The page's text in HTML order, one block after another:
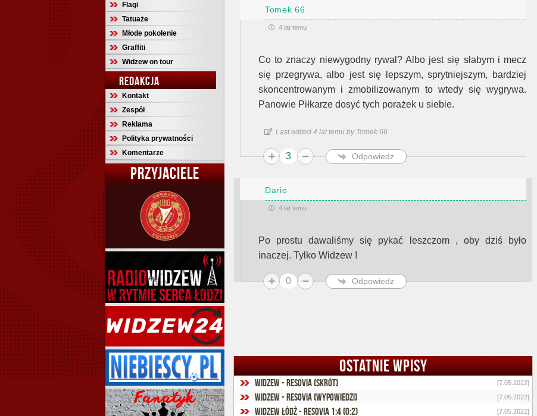
Flagi
Tatuaże
Młode pokolenie
Graffiti
Widzew on tour
REDAKCJA
Kontakt
Zespół
Reklama
Polityka prywatności
Komentarze
PRZYJACIELE
Tomek 66
4 lat temu
Co to znaczy niewygodny rywal? Albo jest się słabym i mecz
się przegrywa, albo jest się lepszym, sprytniejszym, bardziej
skoncentrowanym i zmobilizowanym to wtedy się wygrywa.
Panowie Piłkarze dosyć tych porażek u siebie.
Last edited 4 lat temu by Tomek 66
3 Odpowiedz
Dario
4 lat temu
Po prostu dawaliśmy się pykać leszczom , oby dziś było
inaczej. Tylko Widzew !
0 Odpowiedz
OSTATNIE WPISY
Widzew - Resovia (skrót) [7.05.2022]
Widzew - Resovia (wypowiedzi) [7.05.2022]
Widzew Łódź - Resovia 1:4 (0:2) [7.05.2022]